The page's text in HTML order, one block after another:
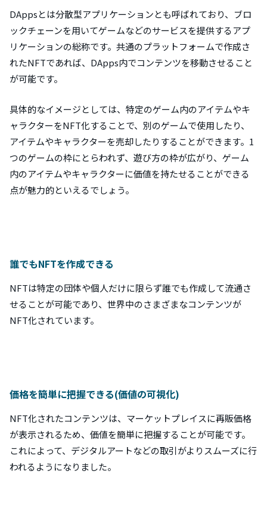
DAppsとは分散型アプリケーションとも呼ばれており、ブロ
ックチェーンを用いてゲームなどのサービスを提供するアプ
リケーションの総称です。共通のプラットフォームで作成さ
れたNFTであれば、DApps内でコンテンツを移動させること
が可能です。
具体的なイメージとしては、特定のゲーム内のアイテムやキ
ャラクターをNFT化することで、別のゲームで使用したり、
アイテムやキャラクターを売却したりすることができます。1
つのゲームの枠にとらわれず、遊び方の枠が広がり、ゲーム
内のアイテムやキャラクターに価値を持たせることができる
点が魅力的といえるでしょう。
誰でもNFTを作成できる
NFTは特定の団体や個人だけに限らず誰でも作成して流通さ
せることが可能であり、世界中のさまざまなコンテンツが
NFT化されています。
価格を簡単に把握できる(価値の可視化)
NFT化されたコンテンツは、マーケットプレイスに再販価格
が表示されるため、価値を簡単に把握することが可能です。
これによって、デジタルアートなどの取引がよりスムーズに行
われるようになりました。